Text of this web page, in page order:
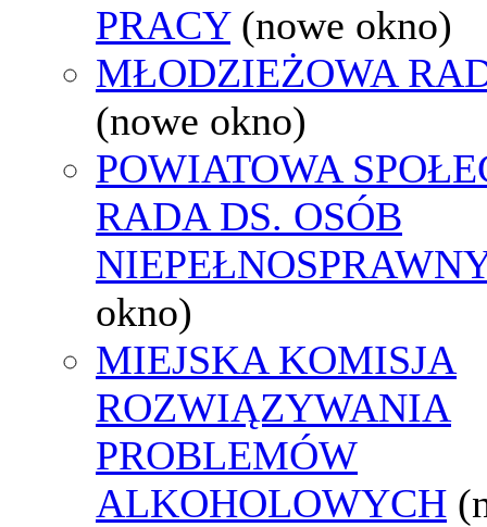
PRACY (nowe okno)
MŁODZIEŻOWA
(nowe okno)
POWIATOWA
RADA DS. OSÓB
okno)
MIEJSKA KOMISJA
ROZWIĄZYWANIA
PROBLEMÓW
ALKOHOLOWYCH